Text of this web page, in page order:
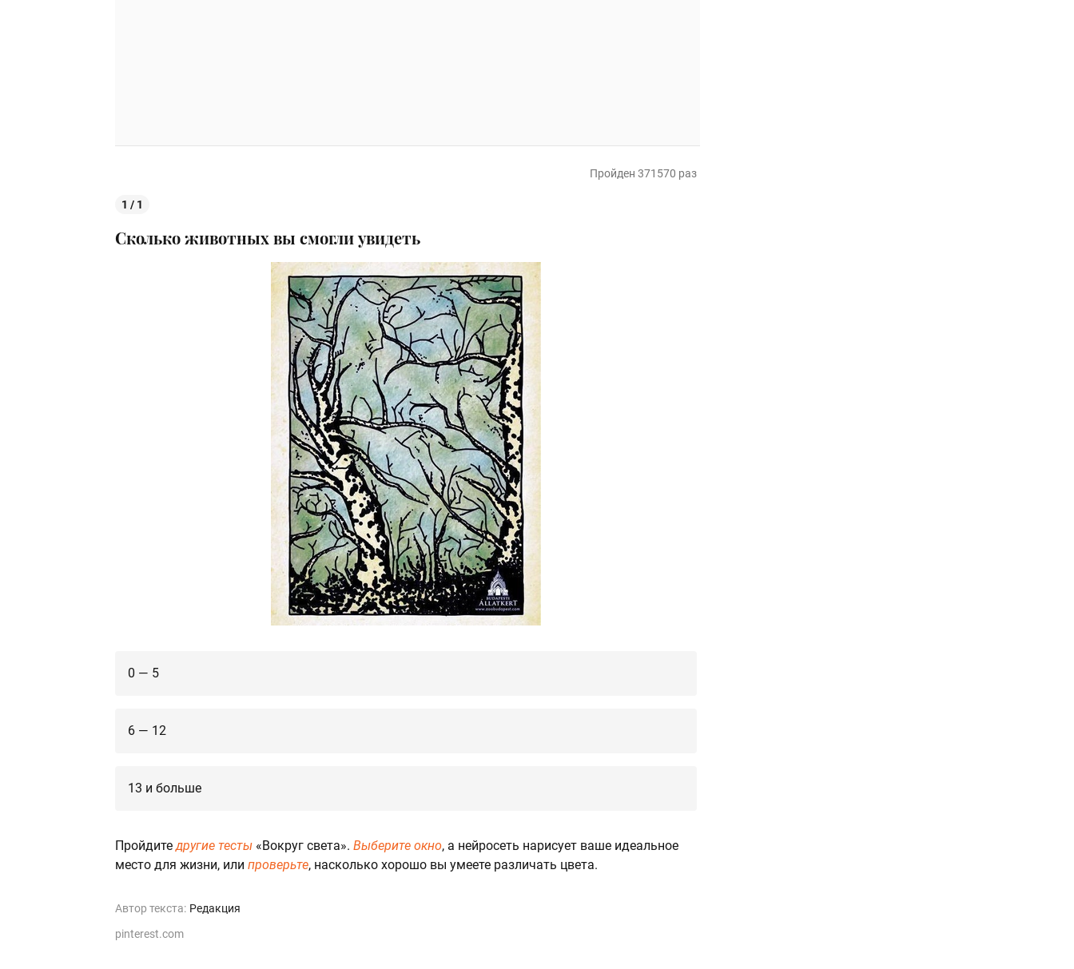
Пройден 371570 раз
1 / 1
Сколько животных вы смогли увидеть
0 — 5
6 — 12
13 и больше
Пройдитедругие тесты «Вокруг света». Выберите окно, а нейросеть нарисует ваше идеальное
место для жизни, или проверьте, насколько хорошо вы умеете различать цвета.
Автор текста: Редакция
pinterest.com